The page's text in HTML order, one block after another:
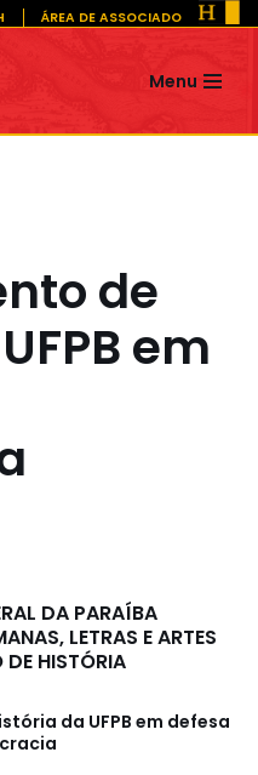
ÁREA DE ASSOCIADO
Menu
de
em
DA PARAÍBA
LETRAS E ARTES
DE HISTÓRIA
da UFPB em defesa